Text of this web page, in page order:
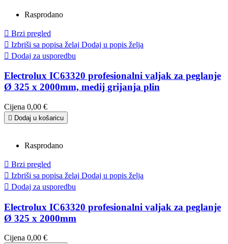
Rasprodano
 Brzi pregled
 Izbriši sa popisa želaj Dodaj u popis želja
 Dodaj za usporedbu
Electrolux IC63320 profesionalni valjak za peglanje
Ø 325 x 2000mm, medij grijanja plin
Cijena 0,00 €
 Dodaj u košaricu
Rasprodano
 Brzi pregled
 Izbriši sa popisa želaj Dodaj u popis želja
 Dodaj za usporedbu
Electrolux IC63320 profesionalni valjak za peglanje
Ø 325 x 2000mm
Cijena 0,00 €